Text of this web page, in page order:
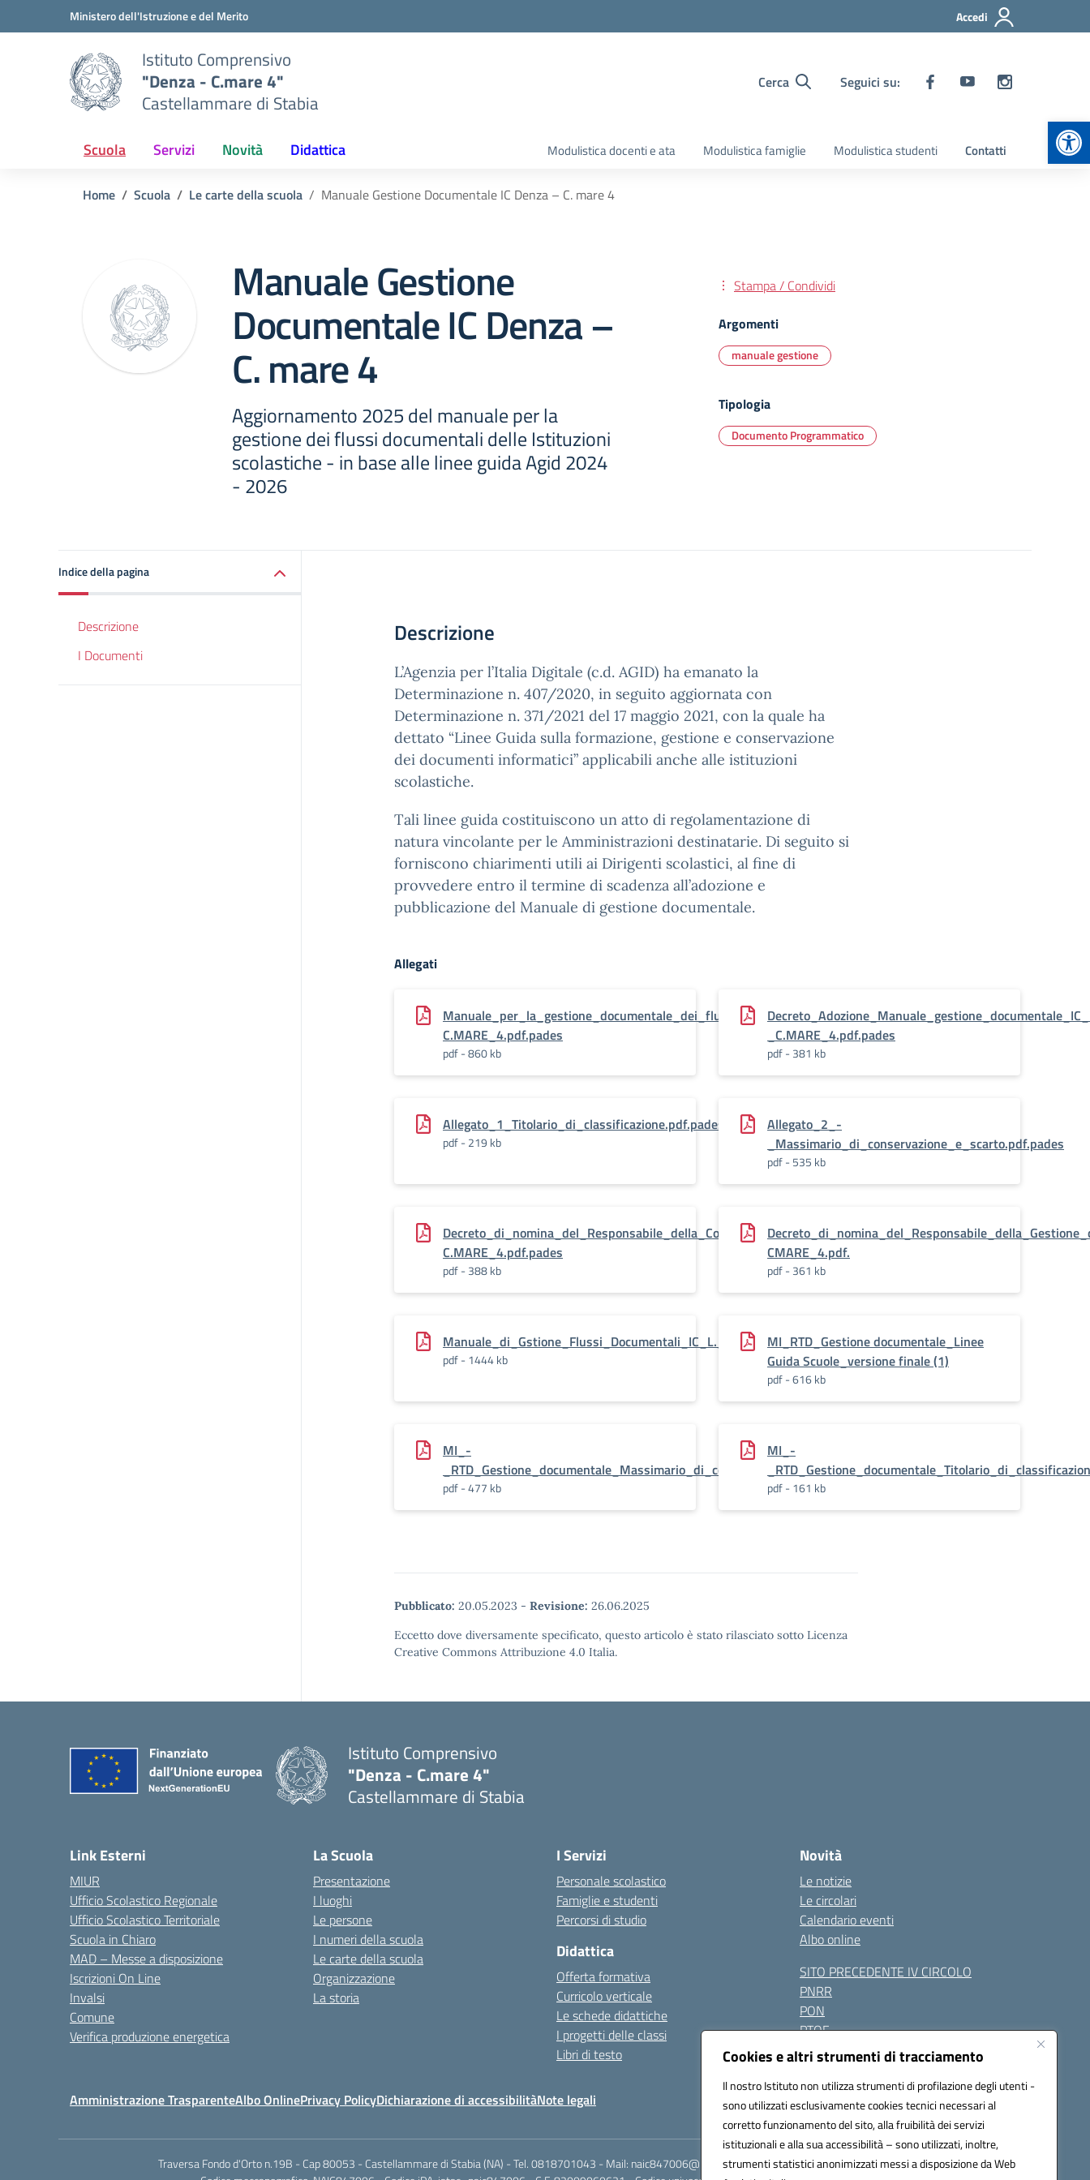
Cookies e altri strumenti di tracciamento
Il nostro Istituto non utilizza strumenti di profilazione degli utenti -
sono utilizzati esclusivamente cookies tecnici necessari al
corretto funzionamento del sito, alla fruibilità dei servizi
istituzionali e alla sua accessibilità – sono utilizzati, inoltre,
strumenti statistici anonimizzati messi a disposizione da Web
Vai ai contenuti
Vai al menu di navigazioneMinistero dell'Istruzione e del Merito Accedi
Istituto Comprensivo
"Denza - C.mare 4"
Castellammare di Stabia
Cerca Seguici su:
Scuola Servizi Novità Didattica Modulistica docenti e ata Modulistica famiglie Modulistica studenti Contatti
Home Scuola Le carte della scuola Manuale Gestione Documentale IC Denza – C. mare 4
Manuale Gestione
Documentale IC Denza –
C. mare 4
Aggiornamento 2025 del manuale per la
gestione dei flussi documentali delle Istituzioni
scolastiche - in base alle linee guida Agid 2024
- 2026
Stampa / Condividi
Argomenti
manuale gestione
Tipologia
Documento Programmatico
Indice della pagina
Descrizione
I Documenti
Descrizione
L’Agenzia per l’Italia Digitale (c.d. AGID) ha emanato la
Determinazione n. 407/2020, in seguito aggiornata con
Determinazione n. 371/2021 del 17 maggio 2021, con la quale ha
dettato “Linee Guida sulla formazione, gestione e conservazione
dei documenti informatici” applicabili anche alle istituzioni
scolastiche.
Tali linee guida costituiscono un atto di regolamentazione di
natura vincolante per le Amministrazioni destinatarie. Di seguito si
forniscono chiarimenti utili ai Dirigenti scolastici, al fine di
provvedere entro il termine di scadenza all’adozione e
pubblicazione del Manuale di gestione documentale.
Allegati
Manuale_per_la_gestione_documentale_dei_flussi_IC_DENZA-
C.MARE_4.pdf.pades
pdf - 860 kb
_C.MARE_4.pdf.pades
pdf - 381 kb
Allegato_1_Titolario_di_classificazione.pdf.pades
pdf - 219 kb
Allegato_2_-
_Massimario_di_conservazione_e_scarto.pdf.pades
pdf - 535 kb
Decreto_di_nomina_del_Responsabile_della_Conservazione_I.C._DENZA-
C.MARE_4.pdf.pades
pdf - 388 kb
CMARE_4.pdf.
pdf - 361 kb
Manuale_di_Gstione_Flussi_Documentali_IC_L._DENZA.pdf.pades
pdf - 1444 kb
MI_RTD_Gestione documentale_Linee
Guida Scuole_versione finale (1)
pdf - 616 kb
MI_-
_RTD_Gestione_documentale_Massimario_di_conservazione_e_scarto_versione_ufficiale
pdf - 477 kb
MI_-
pdf - 161 kb
Pubblicato: 20.05.2023 - Revisione: 26.06.2025
Eccetto dove diversamente specificato, questo articolo è stato rilasciato sotto Licenza
Creative Commons Attribuzione 4.0 Italia.
Istituto Comprensivo
"Denza - C.mare 4"
Castellammare di Stabia
Link Esterni
MIUR
Ufficio Scolastico Regionale
Ufficio Scolastico Territoriale
Scuola in Chiaro
MAD – Messe a disposizione
Iscrizioni On Line
Invalsi
Comune
Verifica produzione energetica
La Scuola
Presentazione
I luoghi
Le persone
I numeri della scuola
Le carte della scuola
Organizzazione
La storia
I Servizi
Personale scolastico
Famiglie e studenti
Percorsi di studio
Didattica
Offerta formativa
Curricolo verticale
Le schede didattiche
I progetti delle classi
Libri di testo
Novità
Le notizie
Le circolari
Calendario eventi
Albo online
SITO PRECEDENTE IV CIRCOLO
PNRR
PON
PTOF
Contatti
Amministrazione TrasparenteAlbo OnlinePrivacy PolicyDichiarazione di accessibilitàNote legali Seguici su:
Traversa Fondo d'Orto n.19B - Cap 80053 - Castellammare di Stabia (NA) - Tel. 0818701043 - Mail: naic847006@istruzione.it - PEC: naic847006@pec.istruzione.it